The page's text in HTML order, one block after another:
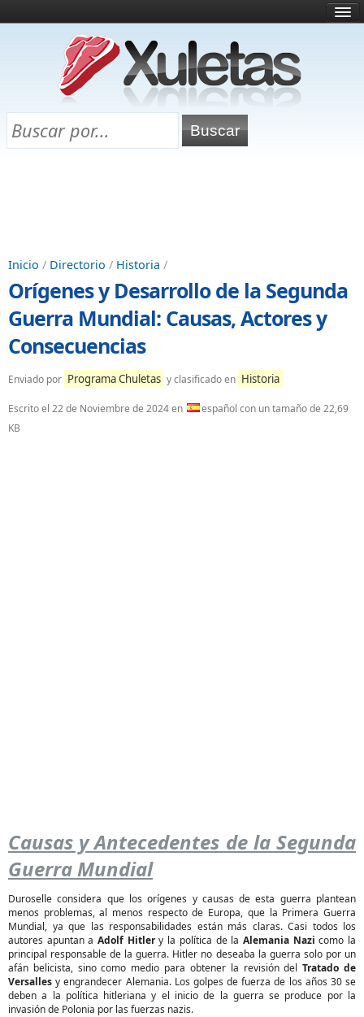
¿Qué es esto?
Directorio
Chuletas para exámenes
Inicio / Directorio / Historia /
Orígenes y Desarrollo de la Segunda
Guerra Mundial: Causas, Actores y
Consecuencias
Enviado por Programa Chuletas y clasificado en Historia
Escrito el 22 de Noviembre de 2024en
español con un tamaño de 22,69
KB
Causas y Antecedentes de la Segunda
Guerra Mundial
Duroselle considera que los orígenes y causas de esta guerra plantean
menos problemas, al menos respecto de Europa, que la Primera Guerra
Mundial, ya que las responsabilidades están más claras. Casi todos los
autores apuntan aAdolf Hitlery la política de la Alemania Nazi como la
principal responsable de la guerra. Hitler no deseaba la guerra solo por un
afán belicista, sino como medio para obtener la revisión delTratado de
Versalles y engrandecer Alemania. Los golpes de fuerza de los años 30 se
deben a la política hitleriana y el inicio de la guerra se produce por la
invasión de Polonia por las fuerzas nazis.